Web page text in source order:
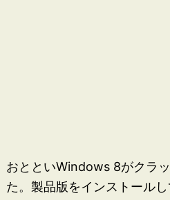
おとといWindows 8がクラ
た。製品版をインストール